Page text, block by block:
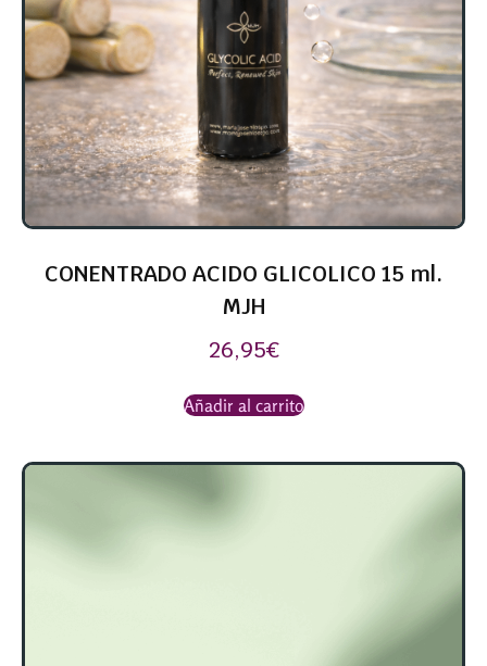
CONENTRADO ACIDO GLICOLICO 15 ml.
MJH
26,95€
Añadir al carrito